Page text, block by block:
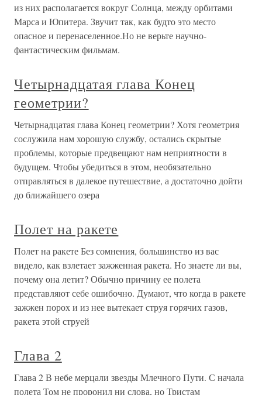
из них располагается вокруг Солнца, между орбитами
Марса и Юпитера. Звучит так, как будто это место
опасное и перенаселенное.Но не верьте научно-
фантастическим фильмам.
Четырнадцатая глава Конец
геометрии?
Четырнадцатая глава Конец геометрии? Хотя геометрия
сослужила нам хорошую службу, остались скрытые
проблемы, которые предвещают нам неприятности в
будущем. Чтобы убедиться в этом, необязательно
отправляться в далекое путешествие, а достаточно дойти
до ближайшего озера
Полет на ракете
Полет на ракете Без сомнения, большинство из вас
видело, как взлетает зажженная ракета. Но знаете ли вы,
почему она летит? Обычно причину ее полета
представляют себе ошибочно. Думают, что когда в ракете
зажжен порох и из нее вытекает струя горячих газов,
ракета этой струей
Глава 2
Глава 2 В небе мерцали звезды Млечного Пути. С начала
полета Том не проронил ни слова, но Тристам